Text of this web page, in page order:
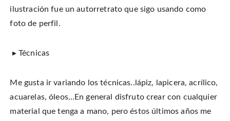
ilustración fue un autorretrato que sigo usando como
foto de perfil.
▸ Técnicas
Me gusta ir variando los técnicas..lápiz, lapicera, acrílico,
acuarelas, óleos…En general disfruto crear con cualquier
material que tenga a mano, pero éstos últimos años me